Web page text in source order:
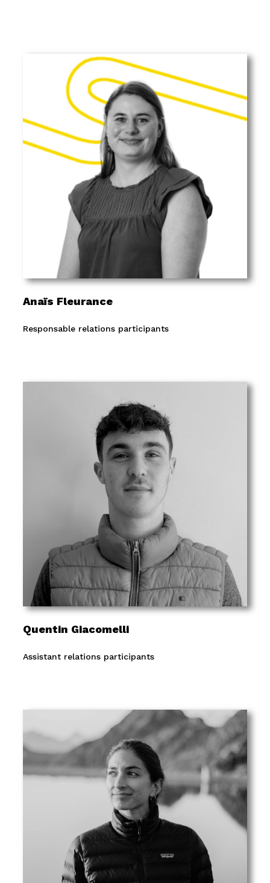
Anaïs Fleurance
Responsable relations participants
Quentin Giacomelli
Assistant relations participants